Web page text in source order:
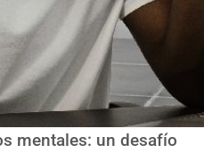
mentales: un desafío